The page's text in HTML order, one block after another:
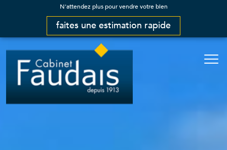
N'attendez plus pour vendre votre bien
faites une estimation rapide